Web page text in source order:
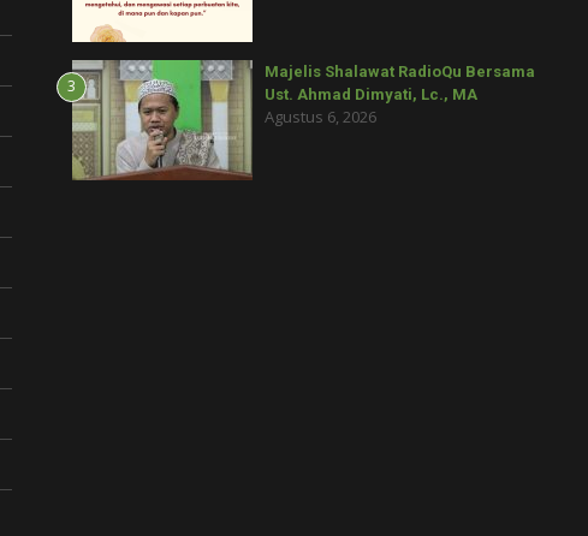
3
Majelis Shalawat RadioQu Bersama
Ust. Ahmad Dimyati, Lc., MA
Agustus 6, 2026